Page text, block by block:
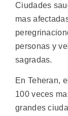
Ciudades
mas
personas y
sagradas.
En Teheran,
100 veces
grandes